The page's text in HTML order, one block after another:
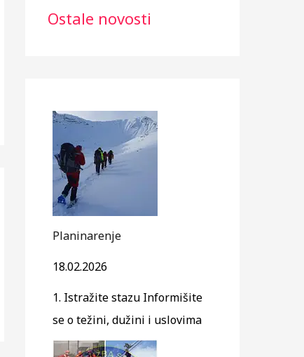
Ostale novosti
Planinarenje
18.02.2026
1. Istražite stazu Informišite
se o težini, dužini i uslovima